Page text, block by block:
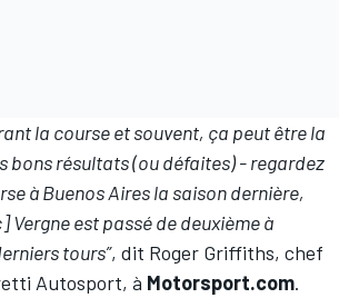
la course et souvent, ça peut être la
bons résultats (ou défaites) - regardez
à Buenos Aires la saison dernière,
est passé de deuxième à
tours”, dit Roger Griffiths, chef
Autosport, à Motorsport.com.